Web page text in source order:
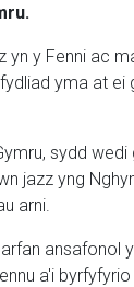
y Fenni ac
yma at
sydd
jazz yng
arni.
ansafonol
a'i